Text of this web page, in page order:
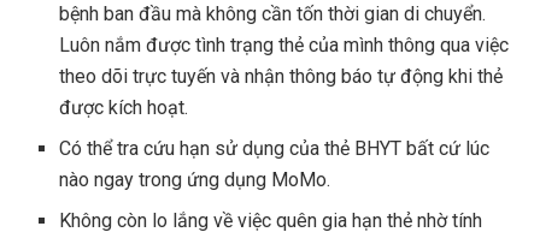
bệnh ban đầu mà không cần tốn thời gian di chuyển.
Luôn nắm được tình trạng thẻ của mình thông qua việc
theo dõi trực tuyến và nhận thông báo tự động khi thẻ
được kích hoạt.
Có thể tra cứu hạn sử dụng của thẻ BHYT bất cứ lúc
nào ngay trong ứng dụng MoMo.
Không còn lo lắng về việc quên gia hạn thẻ nhờ tính